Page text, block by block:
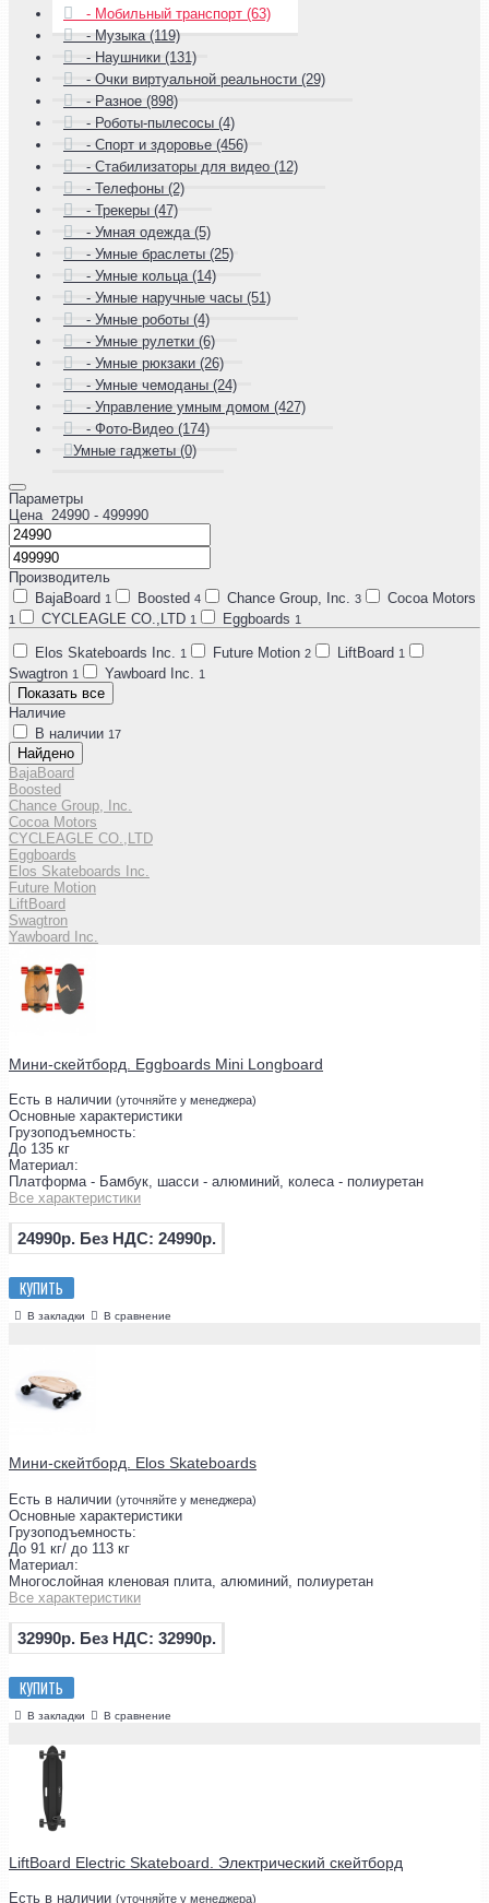
- Мобильный транспорт (63)
- Музыка (119)
- Наушники (131)
- Очки виртуальной реальности (29)
- Разное (898)
- Роботы-пылесосы (4)
- Спорт и здоровье (456)
- Стабилизаторы для видео (12)
- Телефоны (2)
- Трекеры (47)
- Умная одежда (5)
- Умные браслеты (25)
- Умные кольца (14)
- Умные наручные часы (51)
- Умные роботы (4)
- Умные рулетки (6)
- Умные рюкзаки (26)
- Умные чемоданы (24)
- Управление умным домом (427)
- Фото-Видео (174)
Умные гаджеты (0)
Параметры
Цена 24990 - 499990
Производитель
BajaBoard 1 Boosted 4 Chance Group, Inc. 3 Cocoa Motors
1 CYCLEAGLE CO.,LTD 1 Eggboards 1
Elos Skateboards Inc. 1 Future Motion 2 LiftBoard 1
Swagtron 1 Yawboard Inc. 1
Показать все
Наличие
В наличии 17
Найдено
BajaBoard
Boosted
Chance Group, Inc.
Cocoa Motors
CYCLEAGLE CO.,LTD
Eggboards
Elos Skateboards Inc.
Future Motion
LiftBoard
Swagtron
Yawboard Inc.
Мини-скейтборд. Eggboards Mini Longboard
Есть в наличии (уточняйте у менеджера)
Основные характеристики
Грузоподъемность:
До 135 кг
Материал:
Платформа - Бамбук, шасси - алюминий, колеса - полиуретан
Все характеристики
24990р. Без НДС: 24990р.
КУПИТЬ
В закладки В сравнение
Мини-скейтборд. Elos Skateboards
Есть в наличии (уточняйте у менеджера)
Основные характеристики
Грузоподъемность:
До 91 кг/ до 113 кг
Материал:
Многослойная кленовая плита, алюминий, полиуретан
Все характеристики
32990р. Без НДС: 32990р.
КУПИТЬ
В закладки В сравнение
LiftBoard Electric Skateboard. Электрический скейтборд
Есть в наличии (уточняйте у менеджера)